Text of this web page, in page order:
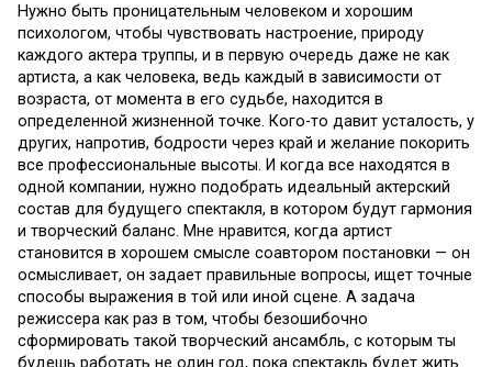
Нужно быть проницательным человеком и хорошим
психологом, чтобы чувствовать настроение, природу
каждого актера труппы, и в первую очередь даже не как
артиста, а как человека, ведь каждый в зависимости от
возраста, от момента в его судьбе, находится в
определенной жизненной точке. Кого-то давит усталость, у
других, напротив, бодрости через край и желание покорить
все профессиональные высоты. И когда все находятся в
одной компании, нужно подобрать идеальный актерский
состав для будущего спектакля, в котором будут гармония
и творческий баланс. Мне нравится, когда артист
становится в хорошем смысле соавтором постановки — он
осмысливает, он задает правильные вопросы, ищет точные
способы выражения в той или иной сцене. А задача
режиссера как раз в том, чтобы безошибочно
сформировать такой творческий ансамбль, с которым ты
будешь работать не один год, пока спектакль будет жить